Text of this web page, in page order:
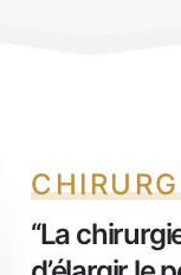
‘‘La